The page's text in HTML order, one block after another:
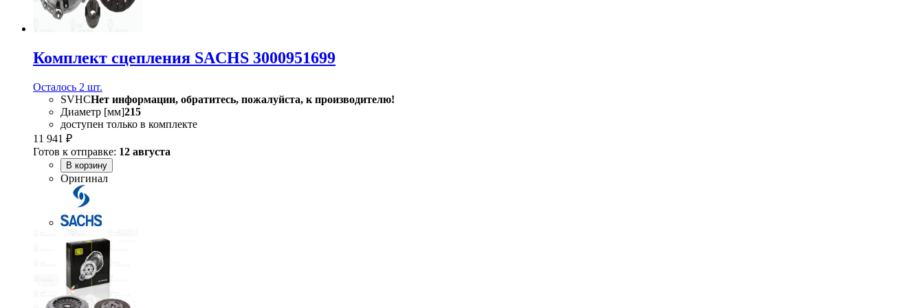
Комплект сцепления SACHS 3000951699
Осталось 2 шт.
SVHCНет информации, обратитесь, пожалуйста, к производителю!
Диаметр [мм]215
доступен только в комплекте
11 941 ₽
Готов к отправке: 12 августа
В корзину
Оригинал